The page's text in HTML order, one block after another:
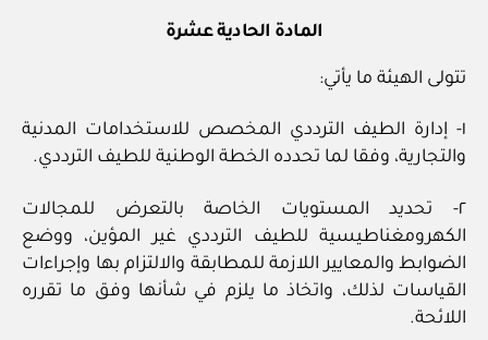
المادة الحادية عشرة
تتولى الهيئة ما يأتي:
١- إدارة الطيف الترددي المخصص للاستخدامات المدنية
والتجارية، وفقا لما تحدده الخطة الوطنية للطيف الترددي.
٢- تحديد المستويات الخاصة بالتعرض للمجالات
الكهرومغناطيسية للطيف الترددي غير المؤين، ووضع
الضوابط والمعايير اللازمة للمطابقة والالتزام بها وإجراءات
القياسات لذلك، واتخاذ ما يلزم في شأنها وفق ما تقرره
اللائحة.